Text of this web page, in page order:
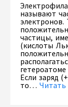
называют
частицы,
(кислоты
Если заряд
то…